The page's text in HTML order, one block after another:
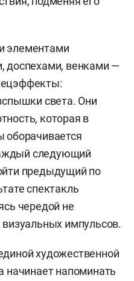
элементами
доспехами, венками —
света. Они
которая в
оборачивается
следующий
предыдущий по
спектакль
чередой не
импульсов.
художественной
начинает напоминать